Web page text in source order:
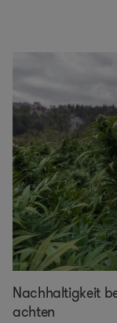
Nachhaltigkeit
achten